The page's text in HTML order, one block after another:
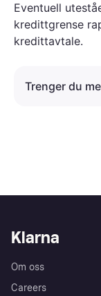
Eventuell
kredittgrense
kredittavtale.
Trenger du
Klarna
Om oss
Careers